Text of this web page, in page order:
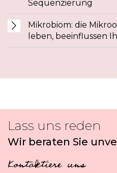
Sequenzierung
Mikrobiom: die
leben, beeinflussen
Lass uns reden
Wir beraten Sie
Kontaktiere uns